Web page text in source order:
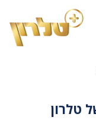
טלרון